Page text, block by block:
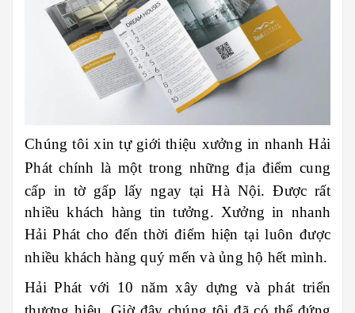
Chúng tôi xin tự giới thiệu xưởng in nhanhHải
Phát chính là một trong những địa điểm cung
cấp in tờ gấp lấy ngay tại Hà Nội. Được rất
nhiều khách hàng tin tưởng. Xưởng in nhanh
Hải Phát cho đến thời điểm hiện tại luôn được
nhiều khách hàng quý mến và ủng hộ hết mình.
Hải Phát với 10 năm xây dựng và phát triển